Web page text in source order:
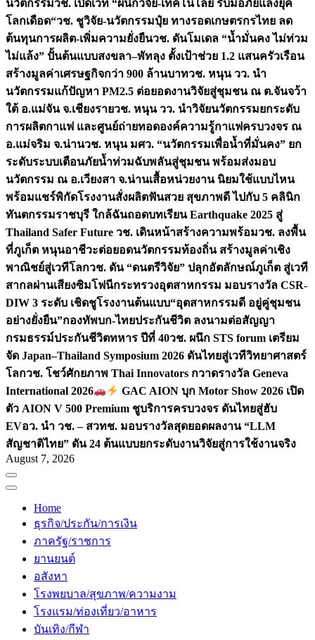
นวัตกรรมวช. เปิดเวที “ผนึกวิจัย-เทคโนโลยี รับมือภัยแล้งยุค
โลกเดือด“วช. ชูวิจัย-นวัตกรรมปุ๋ย ทางรอดเกษตรกรไทย ลด
ต้นทุนการผลิต-เพิ่มความยั่งยืนวช. ดันโมเดล “น้ำมั่นคง ไม่ท่วม
ไม่แล้ง” ปั้นต้นแบบสงขลา–พัทลุง ตั้งเป้าช่วย 1.2 แสนครัวเรือน
สร้างมูลค่าเศรษฐกิจกว่า 900 ล้านบาทวช. หนุน วว. นำ
นวัตกรรมแก้ปัญหา PM2.5 ต่อยอดงานวิจัยสู่ชุมชน ณ ต.จันจว้า
ใต้ อ.แม่จัน จ.เชียงรายวช. หนุน วว. นำวิจัยนวัตกรรมยกระดับ
การผลิตกาแฟ และศูนย์ถ่ายทอดองค์ความรู้กาแฟครบวงจร ณ
อ.แม่จริม จ.น่านวช. หนุน มศว. “นวัตกรรมเพื่อน้ำที่มั่นคง” ยก
ระดับระบบเตือนภัยน้ำท่วมฉับพลันสู่ชุมชน พร้อมส่งมอบ
นวัตกรรม ณ อ.เวียงสา จ.น่านเสื้อหน่วยงาน นิยมใช้แบบไหน
พร้อมแชร์พิกัดโรงงานสั่งผลิตฟันสวย สุขภาพดี ไปกับ 5 คลินิก
ทันตกรรมราชบุรี ใกล้ฉันถอดบทเรียน Earthquake 2025 สู่
Thailand Safer Future วช. เดินหน้าสร้างความพร้อมวช. ลงพื้น
ที่ภูเก็ต หนุนอาชีวะต่อยอดนวัตกรรมท้องถิ่น สร้างมูลค่าเชิง
พาณิชย์สู่เวทีโลกวช. ดัน “ดนตรีวิจัย” ปลุกอัตลักษณ์ภูเก็ต สู่เวที
สากลผ่านเสียงซิมโฟนีกระทรวงอุตสาหกรรม มอบรางวัล CSR-
DIW 3 ระดับ เชิดชูโรงงานต้นแบบ“อุตสาหกรรมดี อยู่คู่ชุมชน
อย่างยั่งยืน”กองทัพบก-ไทยประกันชีวิต ลงนามต่อสัญญา
กรมธรรม์ประกันชีวิตทหาร ปีที่ 40วช. ผนึก STS forum เตรียม
จัด Japan–Thailand Symposium 2026 ดันไทยสู่เวทีวิทยาศาสตร์
โลกวช. โชว์ศักยภาพ Thai Innovators กวาดรางวัล Geneva
International 2026
GAC AION บุก Motor Show 2026 เปิด
ตัว AION V 500 Premium ชูบริการครบวงจร ดันไทยสู่ฮับ
EVอว. นำ วช. – สวทช. มอบรางวัลสุดยอดผลงาน “LLM
สัญชาติไทย” ดัน 24 ต้นแบบยกระดับงานวิจัยสู่การใช้งานจริง
August 7, 2026
Home
ธุรกิจ/ประกัน/การเงิน
ภาครัฐ/ราชการ
ยานยนต์
อสังหา
โรงพยบาล/สุขภาพ/ความงาม
โรงแรม/ท่องเที่ยว/อาหาร
บันเทิง/กีฬา